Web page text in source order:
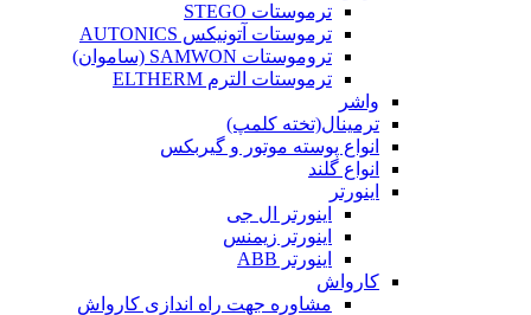
ترموستات STEGO
ترموستات آتونیکس AUTONICS
تروموستات SAMWON (ساموان)
ترموستات الترم ELTHERM
واشر
ترمینال(تخته کلمپ)
انواع پوسته موتور و گیربکس
انواع گلند
اینورتر
اینورتر ال جی
اینورتر زیمنس
اینورتر ABB
کارواش
مشاوره جهت راه اندازی کارواش